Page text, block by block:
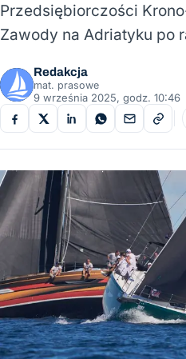
Przedsiębiorczości
Zawody na Adriatyku po
Redakcja
mat. prasowe
9 września 2025, godz. 10:46